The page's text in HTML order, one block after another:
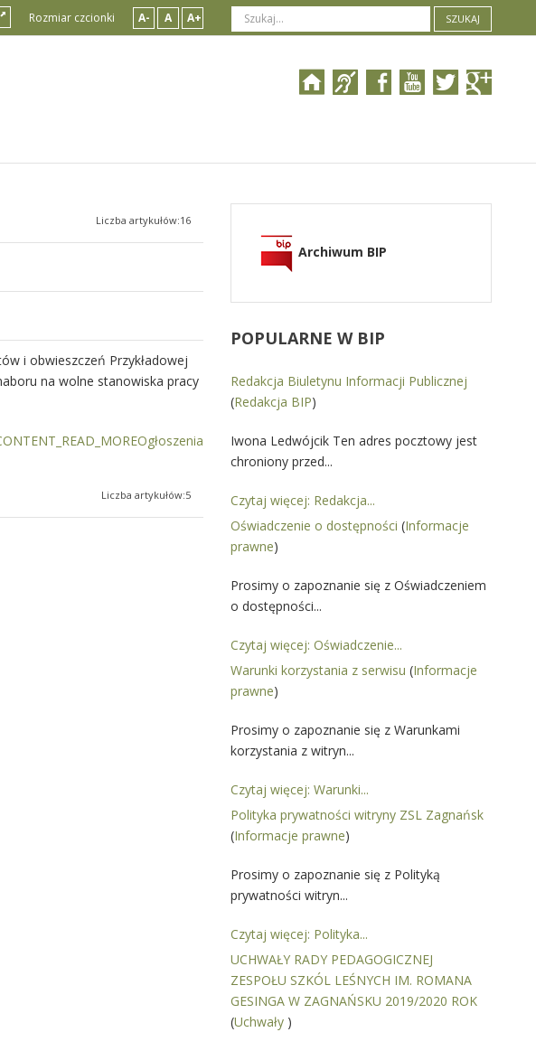
Rozmiar czcionki A- A A+ SZUKAJ
Liczba artykułów:16
i obwieszczeń Przykładowej
na wolne stanowiska pracy
Liczba artykułów:5
Archiwum BIP
POPULARNE W BIP
Redakcja Biuletynu Informacji Publicznej
(Redakcja BIP)
Iwona Ledwójcik Ten adres pocztowy jest
chroniony przed...
Czytaj więcej: Redakcja...
Oświadczenie o dostępności(Informacje
prawne)
Prosimy o zapoznanie się z Oświadczeniem
o dostępności...
Czytaj więcej: Oświadczenie...
Warunki korzystania z serwisu(Informacje
prawne)
Prosimy o zapoznanie się z Warunkami
korzystania z witryn...
Czytaj więcej: Warunki...
Polityka prywatności witryny ZSL Zagnańsk
(Informacje prawne)
Prosimy o zapoznanie się z Polityką
prywatności witryn...
Czytaj więcej: Polityka...
UCHWAŁY RADY PEDAGOGICZNEJ
ZESPOŁU SZKÓL LEŚNYCH IM. ROMANA
GESINGA W ZAGNAŃSKU 2019/2020 ROK
(Uchwały )